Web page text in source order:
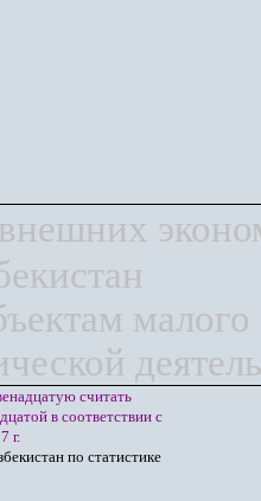
считать
в соответствии с
г.
по статистике